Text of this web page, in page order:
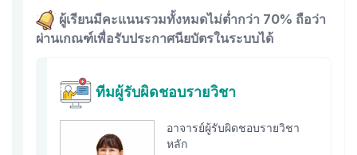
ผู้เรียนมีคะแนนรวมทั้งหมดไม่ต่ำกว่า 70% ถือว่า
ผ่านเกณฑ์เพื่อรับประกาศนียบัตรในระบบได้
ทีมผู้รับผิดชอบรายวิชา
อาจารย์ผู้รับผิดชอบรายวิชา
หลัก